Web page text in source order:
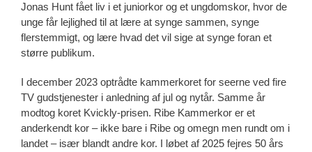
Jonas Hunt fået liv i et juniorkor og et ungdomskor, hvor de
unge får lejlighed til at lære at synge sammen, synge
flerstemmigt, og lære hvad det vil sige at synge foran et
større publikum.
I december 2023 optrådte kammerkoret for seerne ved fire
TV gudstjenester i anledning af jul og nytår. Samme år
modtog koret Kvickly-prisen. Ribe Kammerkor er et
anderkendt kor – ikke bare i Ribe og omegn men rundt om i
landet – især blandt andre kor. I løbet af 2025 fejres 50 års